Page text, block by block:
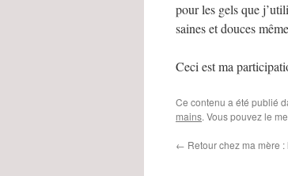
pour les gels que
saines et douces
Ceci est ma
Ce contenu a été publié
mains. Vous pouvez le
← Retour chez ma mère